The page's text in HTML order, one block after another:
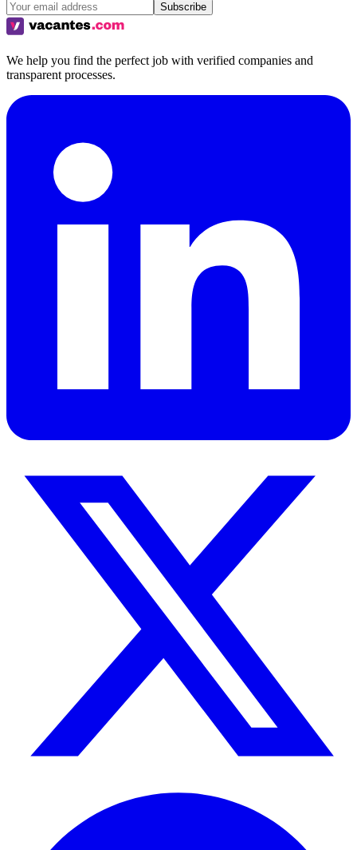
Subscribe
We help you find the perfect job with verified companies and
transparent processes.